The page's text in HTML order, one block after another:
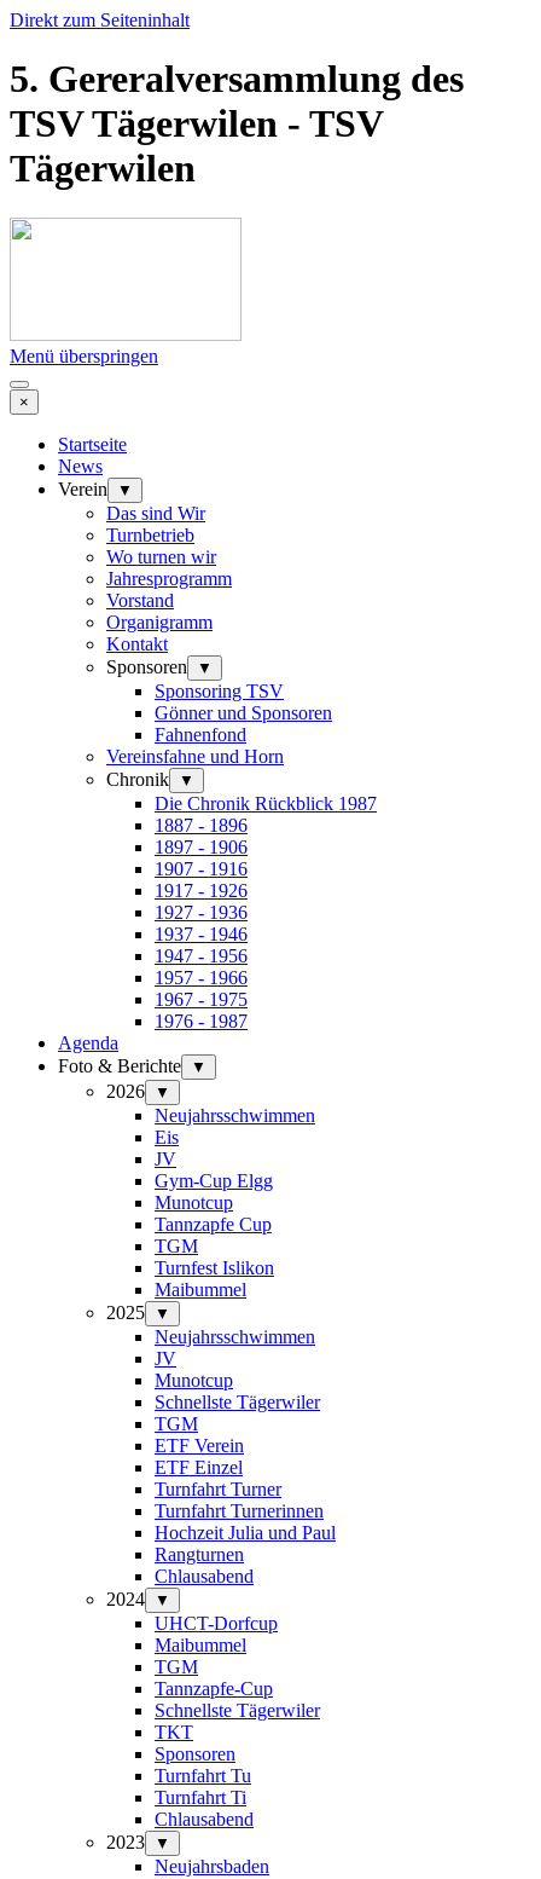
Direkt zum Seiteninhalt
5. Gereralversammlung des
TSV Tägerwilen - TSV
Tägerwilen
Menü überspringen
×
Startseite
News
Verein
▼
Das sind Wir
Turnbetrieb
Wo turnen wir
Jahresprogramm
Vorstand
Organigramm
Kontakt
Sponsoren
▼
Sponsoring TSV
Gönner und Sponsoren
Fahnenfond
Vereinsfahne und Horn
Chronik
▼
Die Chronik Rückblick 1987
1887 - 1896
1897 - 1906
1907 - 1916
1917 - 1926
1927 - 1936
1937 - 1946
1947 - 1956
1957 - 1966
1967 - 1975
1976 - 1987
Agenda
Foto & Berichte
▼
2026 ▼
Neujahrsschwimmen
Eis
JV
Gym-Cup Elgg
Munotcup
Tannzapfe Cup
TGM
Turnfest Islikon
Maibummel
2025
▼
Neujahrsschwimmen
JV
Munotcup
Schnellste Tägerwiler
TGM
ETF Verein
ETF Einzel
Turnfahrt Turner
Turnfahrt Turnerinnen
Hochzeit Julia und Paul
Rangturnen
Chlausabend
2024
▼
UHCT-Dorfcup
Maibummel
TGM
Tannzapfe-Cup
Schnellste Tägerwiler
TKT
Sponsoren
Turnfahrt Tu
Turnfahrt Ti
Chlausabend
2023
▼
Neujahrsbaden